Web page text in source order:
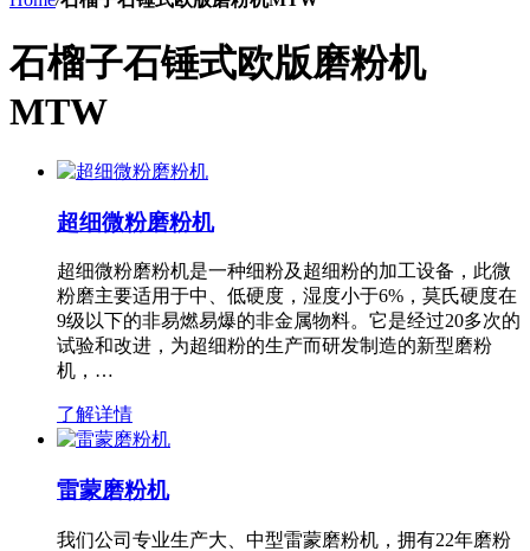
石榴子石锤式欧版磨粉机
MTW
超细微粉磨粉机
超细微粉磨粉机是一种细粉及超细粉的加工设备，此微
粉磨主要适用于中、低硬度，湿度小于6%，莫氏硬度在
9级以下的非易燃易爆的非金属物料。它是经过20多次的
试验和改进，为超细粉的生产而研发制造的新型磨粉
机，…
了解详情
雷蒙磨粉机
我们公司专业生产大、中型雷蒙磨粉机，拥有22年磨粉